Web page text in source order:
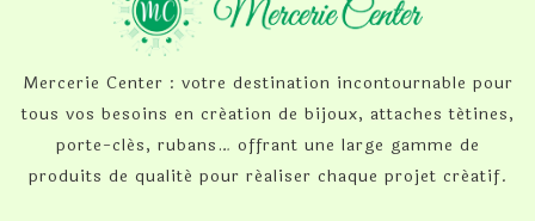
Mercerie Center : votre destination incontournable pour
tous vos besoins en création de bijoux, attaches tétines,
porte-clés, rubans… offrant une large gamme de
produits de qualité pour réaliser chaque projet créatif.